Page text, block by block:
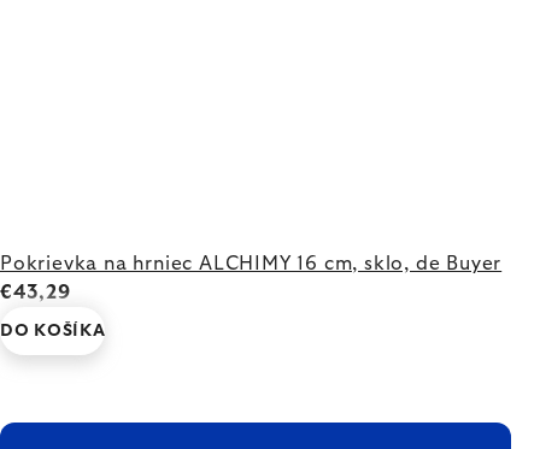
Pokrievka na hrniec ALCHIMY 16 cm, sklo, de Buyer
€43,29
DO KOŠÍKA
ZÁPÄTIE